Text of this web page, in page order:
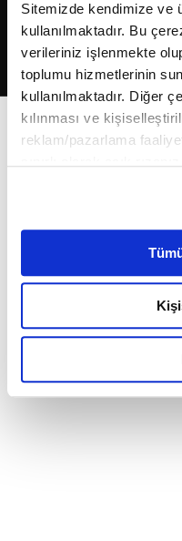
Sitemizde kendimize ve
kullanılmaktadır. Bu
verileriniz işlenmekte
toplumu hizmetlerinin
kullanılmaktadır. Diğer
kılınması ve
reklam/pazarlama
belirleyebilirsiniz.
Ayarlar butonuna
Metnimizi ziyaret
6698 sayılı Kişisel
okumak ve sitemizi
gerçekleştirilen veri
detaylı bilgi almak için
2026Fikriyat. Tüm hakları